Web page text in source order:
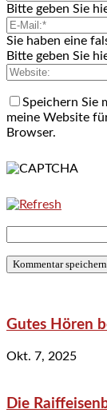
Bitte geben Sie
Sie haben eine
Bitte geben Sie
Speichern Sie
meine Website
Browser.
Gutes Hören
Okt. 7, 2025
Die